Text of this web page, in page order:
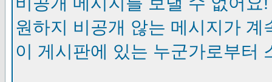
원하지 비공개 않는 메시지가 계
이 게시판에 있는 누군가로부터